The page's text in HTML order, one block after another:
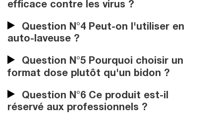
efficace contre les virus ?
Question N°4 Peut-on l'utiliser en
auto-laveuse ?
Question N°5 Pourquoi choisir un
format dose plutôt qu'un bidon ?
Question N°6 Ce produit est-il
réservé aux professionnels ?